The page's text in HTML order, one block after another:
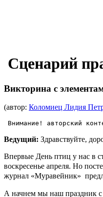
Сценарий
Викторина с
(автор: Коломиец Лидия
Внимание! авторский
Ведущий: Здравствуйте,
Впервые День птиц у нас в
воскресенье апреля. Но
журнал «Муравейник»
А начнем мы наш праздник с